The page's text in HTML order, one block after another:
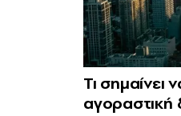
Τι σημαίνει
αγοραστική